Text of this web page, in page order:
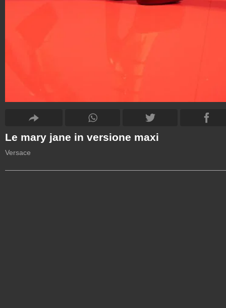
Le mary jane in versione maxi
Versace